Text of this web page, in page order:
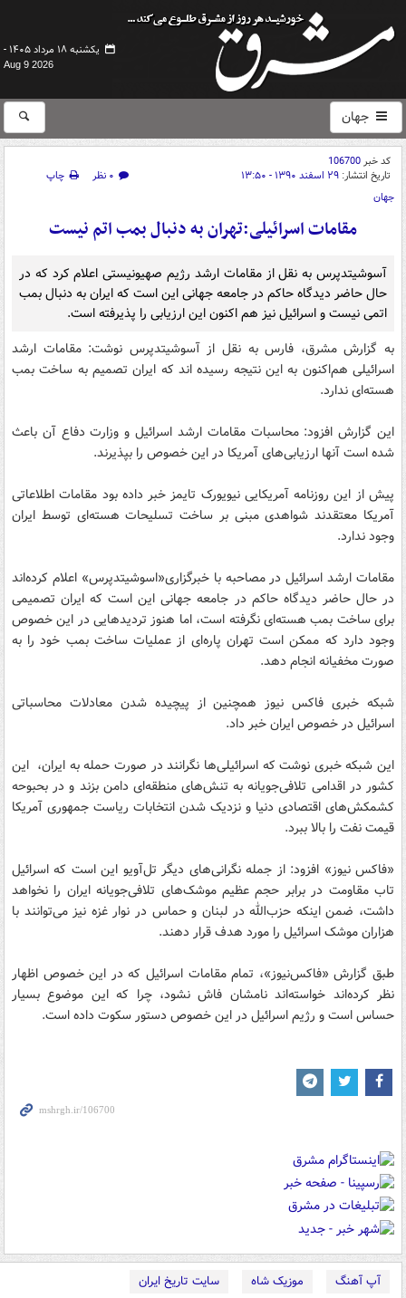
یکشنبه ۱۸ مرداد ۱۴۰۵ -
Aug 9 2026
جهان
کد خبر106700
تاریخ انتشار: ۲۹ اسفند ۱۳۹۰ - ۱۳:۵۰ ۰ نظر
چاپ
جهان
مقامات اسرائیلی:تهران به دنبال بمب اتم نیست
آسوشیتدپرس به نقل از مقامات ارشد رژیم صهیونیستی اعلام کرد که در
حال حاضر دیدگاه حاکم در جامعه جهانی این است که ایران به دنبال بمب
اتمی نیست و اسرائیل نیز هم اکنون این ارزیابی را پذیرفته است.
به گزارش مشرق، فارس به نقل از آسوشیتدپرس نوشت: مقامات ارشد
اسرائیلی هم‌اکنون به این نتیجه رسیده اند که ایران تصمیم به ساخت بمب
هسته‌ای ندارد.
این گزارش افزود: محاسبات مقامات ارشد اسرائیل و وزارت دفاع آن باعث
شده است آنها ارزیابی‌های آمریکا در این خصوص را بپذیرند.
پیش از این روزنامه آمریکایی نیویورک تایمز خبر داده بود مقامات اطلاعاتی
آمریکا معتقدند شواهدی مبنی بر ساخت تسلیحات هسته‌ای توسط ایران
وجود ندارد.
مقامات ارشد اسرائیل در مصاحبه با خبرگزاری«اسوشیتدپرس» اعلام کرده‌اند
در حال حاضر دیدگاه حاکم در جامعه جهانی این است که ایران تصمیمی
برای ساخت بمب هسته‌ای نگرفته است، اما هنوز تردیدهایی در این خصوص
وجود دارد که ممکن است تهران پاره‌ای از عملیات ساخت بمب خود را به
صورت مخفیانه انجام دهد.
شبکه خبری فاکس نیوز همچنین از پیچیده شدن معادلات محاسباتی
اسرائیل در خصوص ایران خبر داد.
این شبکه خبری نوشت که اسرائیلی‌ها نگرانند در صورت حمله به ایران، این
کشور در اقدامی تلافی‌جویانه به تنش‌های منطقه‌ای دامن بزند و در بحبوحه
کشمکش‌های اقتصادی دنیا و نزدیک شدن انتخابات ریاست جمهوری آمریکا
قیمت نفت را بالا ببرد.
«فاکس نیوز» افزود: از جمله نگرانی‌های دیگر تل‌آویو این است که اسرائیل
تاب مقاومت در برابر حجم عظیم موشک‌های تلافی‌جویانه ایران را نخواهد
داشت، ضمن اینکه حزب‌الله در لبنان و حماس در نوار غزه نیز می‌توانند با
هزاران موشک اسرائیل را مورد هدف قرار دهند.
طبق گزارش «فاکس‌نیوز»، تمام مقامات اسرائیل که در این خصوص اظهار
نظر کرده‌اند خواسته‌اند نامشان فاش نشود، چرا که این موضوع بسیار
حساس است و رژیم اسرائیل در این خصوص دستور سکوت داده است.
آپ آهنگ موزیک شاه
سایت تاریخ ایران